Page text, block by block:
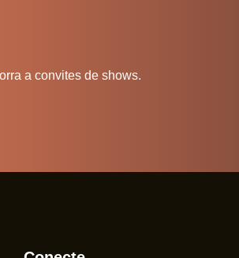
a convites de shows.